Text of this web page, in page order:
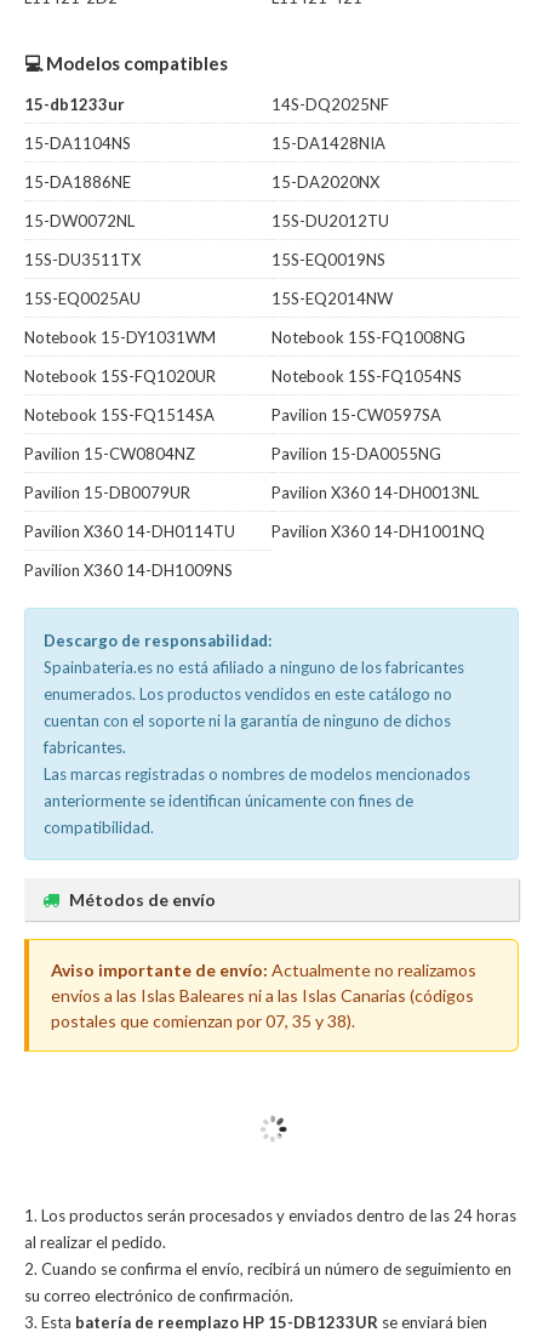
💻 Modelos compatibles
15-db1233ur
14S-DQ2025NF
15-DA1104NS
15-DA1428NIA
15-DA1886NE
15-DA2020NX
15-DW0072NL
15S-DU2012TU
15S-DU3511TX
15S-EQ0019NS
15S-EQ0025AU
15S-EQ2014NW
Notebook 15-DY1031WM
Notebook 15S-FQ1008NG
Notebook 15S-FQ1020UR
Notebook 15S-FQ1054NS
Notebook 15S-FQ1514SA
Pavilion 15-CW0597SA
Pavilion 15-CW0804NZ
Pavilion 15-DA0055NG
Pavilion 15-DB0079UR
Pavilion X360 14-DH0013NL
Pavilion X360 14-DH0114TU
Pavilion X360 14-DH1001NQ
Pavilion X360 14-DH1009NS
Descargo de responsabilidad:
Spainbateria.es no está afiliado a ninguno de los fabricantes
enumerados. Los productos vendidos en este catálogo no
cuentan con el soporte ni la garantía de ninguno de dichos
fabricantes.
Las marcas registradas o nombres de modelos mencionados
anteriormente se identifican únicamente con fines de
compatibilidad.
Métodos de envío
Aviso importante de envío: Actualmente no realizamos
envíos a las Islas Baleares ni a las Islas Canarias (códigos
postales que comienzan por 07, 35 y 38).
Los productos serán procesados y enviados dentro de las 24 horas
al realizar el pedido.
Cuando se confirma el envío, recibirá un número de seguimiento en
su correo electrónico de confirmación.
Esta batería de reemplazo HP 15-DB1233UR se enviará bien